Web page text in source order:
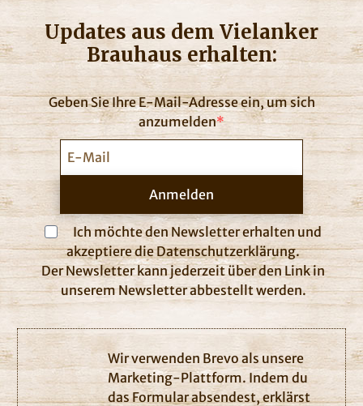
Updates aus dem Vielanker
Brauhaus erhalten:
Geben Sie Ihre E-Mail-Adresse ein, um sich
anzumelden
Anmelden
Ich möchte den Newsletter erhalten und
akzeptiere die Datenschutzerklärung.
Der Newsletter kann jederzeit über den Link in
unserem Newsletter abbestellt werden.
Wir verwenden Brevo als unsere
Marketing-Plattform. Indem du
das Formular absendest, erklärst